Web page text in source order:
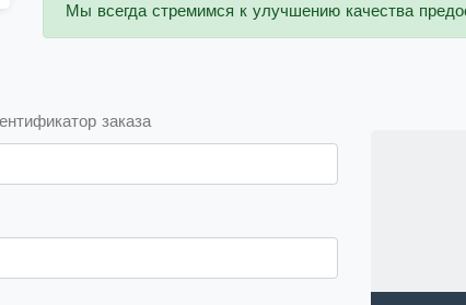
Мы всегда стремимся к улучшению качества
заказа